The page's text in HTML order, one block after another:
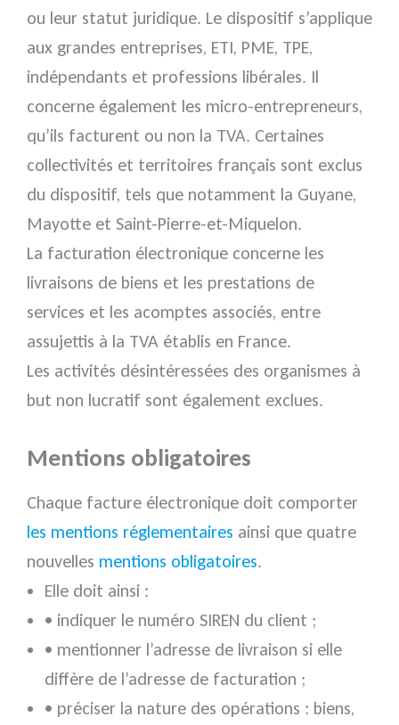
ou leur statut juridique. Le dispositif s’applique
aux grandes entreprises, ETI, PME, TPE,
indépendants et professions libérales. Il
concerne également les micro-entrepreneurs,
qu’ils facturent ou non la TVA. Certaines
collectivités et territoires français sont exclus
du dispositif, tels que notamment la Guyane,
Mayotte et Saint-Pierre-et-Miquelon.
La facturation électronique concerne les
livraisons de biens et les prestations de
services et les acomptes associés, entre
assujettis à la TVA établis en France.
Les activités désintéressées des organismes à
but non lucratif sont également exclues.
Mentions obligatoires
Chaque facture électronique doit comporter
les mentions réglementaires ainsi que quatre
nouvelles mentions obligatoires.
Elle doit ainsi :
• indiquer le numéro SIREN du client ;
• mentionner l’adresse de livraison si elle
diffère de l’adresse de facturation ;
• préciser la nature des opérations : biens,